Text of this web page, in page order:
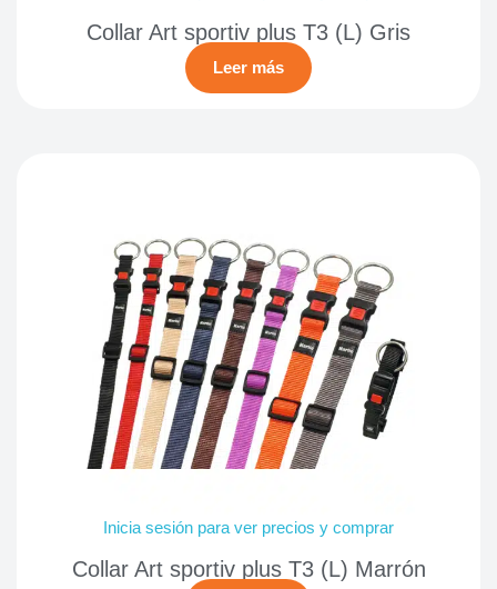
Collar Art sportiv plus T3 (L) Gris
Leer más
Inicia sesión para ver precios y comprar
Collar Art sportiv plus T3 (L) Marrón